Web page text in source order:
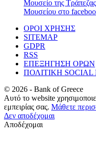
Μουσείο της
Μουσείου στο
ΟΡΟΙ ΧΡΗΣΗΣ
SITEMAP
GDPR
RSS
ΕΠΕΞΗΓΗΣΗ ΟΡΩΝ
ΠΟΛΙΤΙΚΗ SOCIAL
© 2026 - Bank of Greece
Αυτό το website
εμπειρίας σας. Μάθετε
Δεν αποδέχομαι
Αποδέχομαι